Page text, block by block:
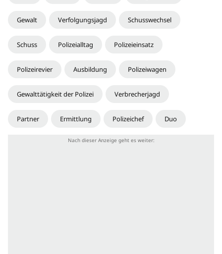
Gewalt Verfolgungsjagd Schusswechsel
Schuss Polizeialltag Polizeieinsatz
Polizeirevier Ausbildung Polizeiwagen
Gewalttätigkeit der Polizei Verbrecherjagd
Partner Ermittlung Polizeichef Duo